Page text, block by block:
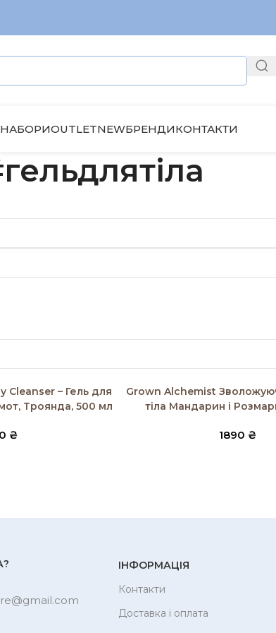
НАБОРИOUTLETNEWБРЕНДИКОНТАКТИ
Cleanser – Гель для
Троянда, 500 мл
₴
SOLD OUT
Читати далі
Grown Alchemist
тіла Мандарин і
1890 ₴
ІНФОРМАЦІЯ
Контакти
Доставка і оплата